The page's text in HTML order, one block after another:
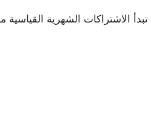
الشهرية القياسية من 11.99